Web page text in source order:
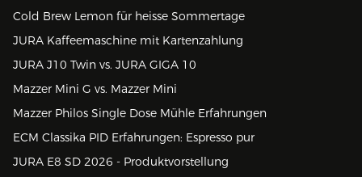
Cold Brew Lemon für heisse Sommertage
JURA Kaffeemaschine mit Kartenzahlung
JURA J10 Twin vs. JURA GIGA 10
Mazzer Mini G vs. Mazzer Mini
Mazzer Philos Single Dose Mühle Erfahrungen
ECM Classika PID Erfahrungen: Espresso pur
JURA E8 SD 2026 - Produktvorstellung